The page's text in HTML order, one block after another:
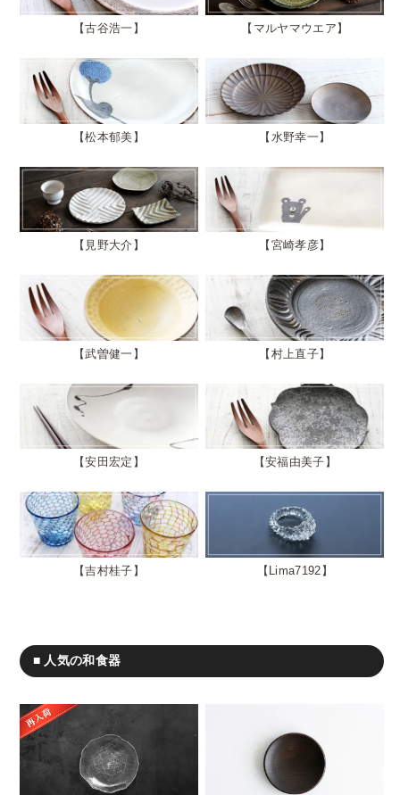
古谷浩一 マルヤマウエア
松本郁美 水野幸一
見野大介 宮崎孝彦
武曽健一 村上直子
安田宏定 安福由美子
吉村桂子 Lima7192
■ 人気の和食器